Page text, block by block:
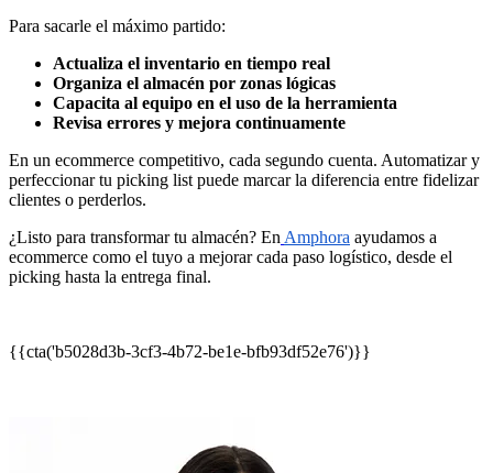
Para sacarle el máximo partido:
Actualiza el inventario en tiempo real
Organiza el almacén por zonas lógicas
Capacita al equipo en el uso de la herramienta
Revisa errores y mejora continuamente
En un ecommerce competitivo, cada segundo cuenta. Automatizar y
perfeccionar tu picking list puede marcar la diferencia entre fidelizar
clientes o perderlos.
¿Listo para transformar tu almacén? En Amphora ayudamos a
ecommerce como el tuyo a mejorar cada paso logístico, desde el
picking hasta la entrega final.
{{cta('b5028d3b-3cf3-4b72-be1e-bfb93df52e76')}}